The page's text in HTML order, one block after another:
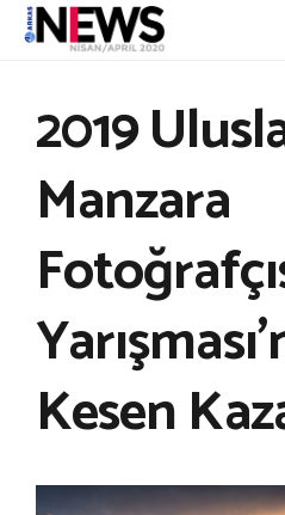
2019
Manzara
Kesen